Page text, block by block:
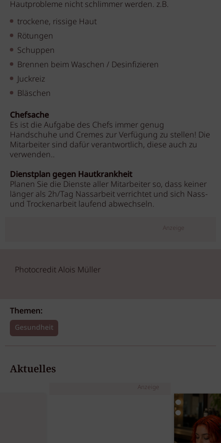
Hautprobleme nicht schlimmer werden. z.B.
trockene, rissige Haut
Rötungen
Schuppen
Brennen beim Waschen / Desinfizieren
Juckreiz
Bläschen
Chefsache
Es ist die Aufgabe des Chefs immer genug
Handschuhe und Cremes zur Verfügung zu stellen! Die
Mitarbeiter sind dafür verantwortlich, diese auch zu
verwenden..
Dienstplan gegen Hautkrankheit
Planen Sie die Dienste aller Mitarbeiter so, dass keiner
länger als 2h/Tag Nassarbeit verrichtet und sich Nass-
und Trockenarbeit laufend abwechseln.
Anzeige
Photocredit Alois Müller
Themen:
Gesundheit
Aktuelles
Anzeige